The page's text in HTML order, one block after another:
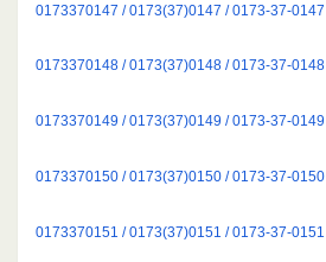
0173370147 / 0173(37)0147 / 0173-37-0147
0173370148 / 0173(37)0148 / 0173-37-0148
0173370149 / 0173(37)0149 / 0173-37-0149
0173370150 / 0173(37)0150 / 0173-37-0150
0173370151 / 0173(37)0151 / 0173-37-0151